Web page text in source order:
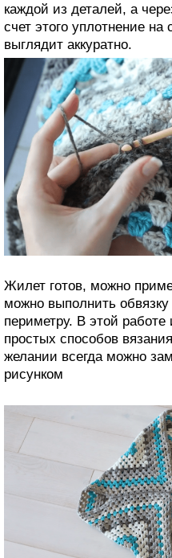
каждой из деталей, а
счет этого уплотнение на
выглядит аккуратно.
Жилет готов, можно
можно выполнить
периметру. В этой
простых способов
желании всегда можно
рисунком